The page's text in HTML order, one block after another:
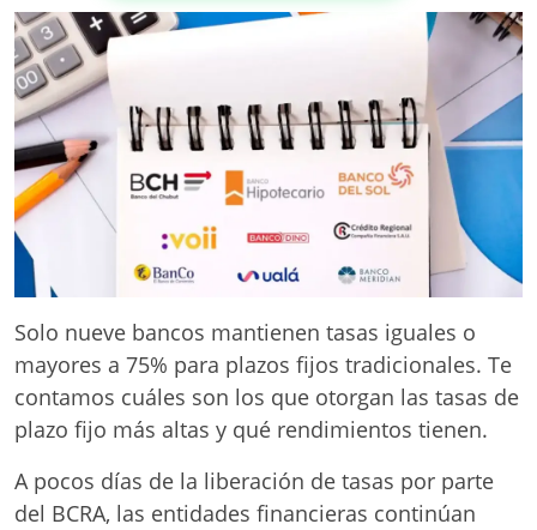
Solo nueve bancos mantienen tasas iguales o
mayores a 75% para plazos fijos tradicionales. Te
contamos cuáles son los que otorgan las tasas de
plazo fijo más altas y qué rendimientos tienen.
A pocos días de la liberación de tasas por parte
del BCRA, las entidades financieras continúan